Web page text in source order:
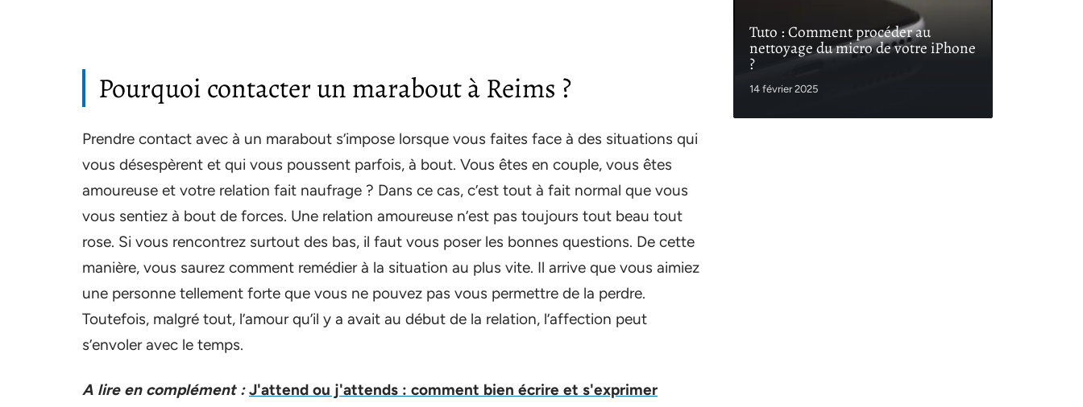
Pourquoi contacter un marabout à Reims ?
Prendre contact avec à un marabout s’impose lorsque vous faites face à des situations qui
vous désespèrent et qui vous poussent parfois, à bout. Vous êtes en couple, vous êtes
amoureuse et votre relation fait naufrage ? Dans ce cas, c’est tout à fait normal que vous
vous sentiez à bout de forces. Une relation amoureuse n’est pas toujours tout beau tout
rose. Si vous rencontrez surtout des bas, il faut vous poser les bonnes questions. De cette
manière, vous saurez comment remédier à la situation au plus vite. Il arrive que vous aimiez
une personne tellement forte que vous ne pouvez pas vous permettre de la perdre.
Toutefois, malgré tout, l’amour qu’il y a avait au début de la relation, l’affection peut
s’envoler avec le temps.
A lire en complément : J'attend ou j'attends : comment bien écrire et s'exprimer
Tuto : Comment procéder au
nettoyage du micro de votre iPhone
?
14 février 2025